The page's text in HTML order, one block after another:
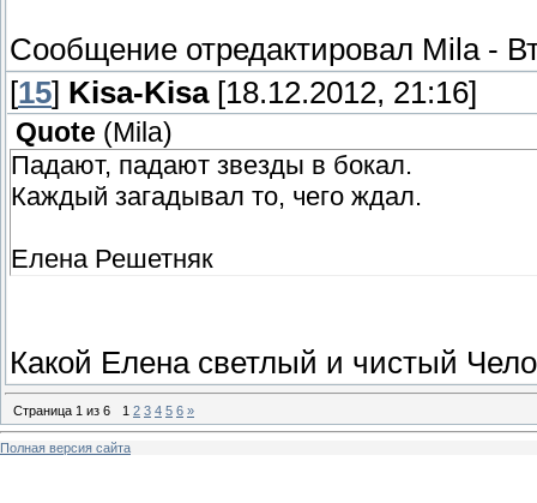
Сообщение отредактировал Mila-
[15] Kisa-Kisa[18.12.2012, 21:16]
Quote (Mila)
Падают, падают звезды в бокал.
Каждый загадывал то, чего ждал.
Елена Решетняк
Какой Елена светлый и чистый
Страница 1 из 6 1 2 3 4 5 6 »
Полная версия сайта